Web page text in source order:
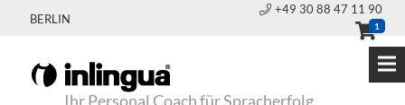
BERLIN
+49 30 88 47 11 90
1
Ihr Personal Coach für Spracherfolg